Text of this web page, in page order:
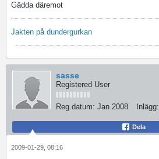
Gädda däremot
Jakten på dundergurkan
sasse
Registered User
Reg.datum: Jan 2008 Inlägg:
Dela
2009-01-29, 08:16